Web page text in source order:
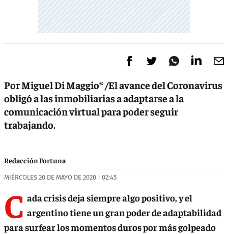
Por Miguel Di Maggio* /El avance del Coronavirus
obligó a las inmobiliarias a adaptarse a la
comunicación virtual para poder seguir
trabajando.
Redacción Fortuna
MIÉRCOLES 20 DE MAYO DE 2020 | 02:45
C ada crisis deja siempre algo positivo, y el
argentino tiene un gran poder de adaptabilidad
para surfear los momentos duros por más golpeado